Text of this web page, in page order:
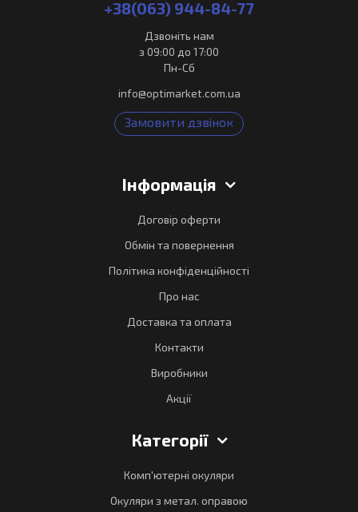
+38(063) 944-84-77
Дзвоніть нам
з 09:00 до 17:00
Пн-Сб
info@optimarket.com.ua
Замовити дзвінок
Інформація
Договір оферти
Обмін та повернення
Політика конфіденційності
Про нас
Доставка та оплата
Контакти
Виробники
Акції
Категорії
Комп'ютерні окуляри
Окуляри з метал. оправою